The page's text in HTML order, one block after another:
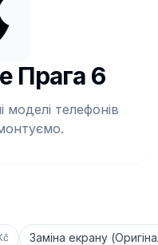
Прага 6
моделі телефонів
Заміна екрану